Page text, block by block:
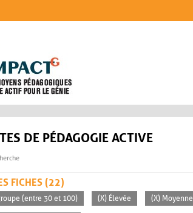
DE PÉDAGOGIE ACTIVE
FICHES (22)
(entre 30 et 100) (X) Élevée (X) Moyenne